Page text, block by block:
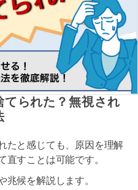
られた？無視され
たと感じても、原因を理解
直すことは可能です。
兆候を解説します。